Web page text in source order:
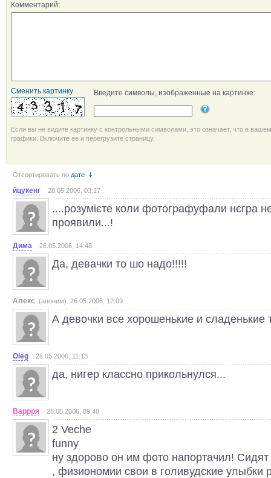
Комментарий:
Сменить картинку Введите символы, изображенные на картинке:
Если вы не видите картинку с контрольными символами, это означает, что в
графики. Включите ее и перегрузите страницу.
Отсортировать по дате
йцукенг 28.05.2006, 03:17
....розумієте коли фотографуфали нєгра
проявили...!
Дима 26.05.2006, 14:48
Да, девачки то шо надо!!!!!
Алекс (аноним) 26.05.2006, 12:09
А девочки все хорошенькие и сладенькие
Oleg 26.05.2006, 11:13
да, нигер классно прикольнулся...
Варрря 26.05.2006, 09:40
2 Veche
funny
ну здорово он им фото напортачил! Сидят
, физиономии свои в голивудские улыбки